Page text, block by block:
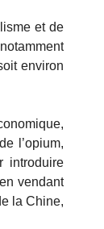
et de
environ
l’opium,
introduire
vendant
la Chine,